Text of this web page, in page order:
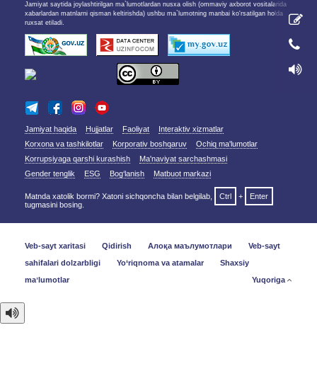
Jamiyat saytida joylashtirilgan ma`lumotlardan nusxa olish (ommaviy axborot vositalarida
xabarlardan matnlarni qisman keltirishda) ushbu ma`lumotning manbai ko'rsatilgan holda
ruxsat etiladi.
Jamiyat haqida Hujjatlar Faoliyat
Interaktiv xizmatlar
Korxona va tashkilotlar
Korporativ boshqaruv
Ochiq ma'lumotlar
Korrupsiyaga qarshi kurashish
Ma'naviyat sarchashmasi
Gender tenglik
ESG Bog‘lanish Matbuot markazi
Matnda xatolik bormi? Xatoni sichqoncha bilan belgilab, Ctrl +
Enter
tugmasini bosing.
Veb-sayt xaritasi Qidirish Алоқа маълумотлари
Veb-sayt
sahifalari dolzarbligi
Yo‘riqnoma va atamalar
Shaxsiy
maʼlumotlar
Yuqoriga